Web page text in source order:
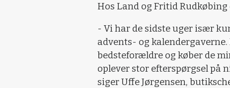
Hos Land og Fritid
- Vi har de sidste uger især
advents- og
bedsteforældre og køber de
oplever stor efterspørgsel på
siger Uffe Jørgensen,